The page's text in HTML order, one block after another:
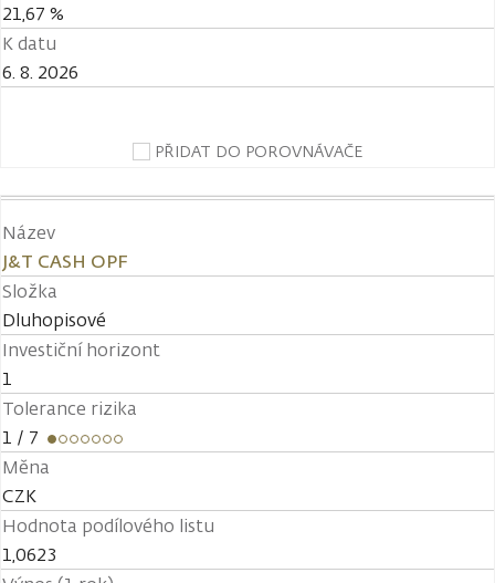
21,67 %
K datu
6. 8. 2026
PŘIDAT DO POROVNÁVAČE
Název
J&T CASH OPF
Složka
Dluhopisové
Investiční horizont
1
Tolerance rizika
1 / 7
Měna
CZK
Hodnota podílového listu
1,0623